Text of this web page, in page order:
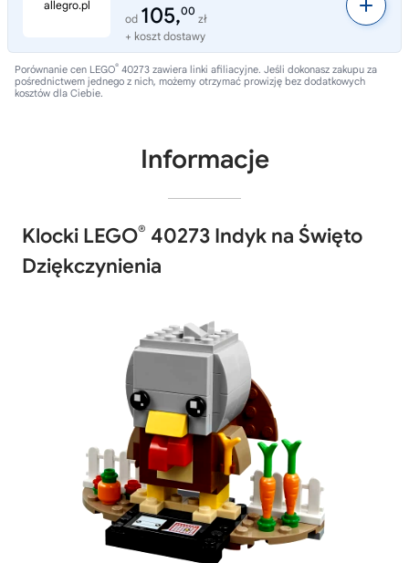
od 105,00
zł
+ koszt dostawy
Porównanie cen LEGO® 40273 zawiera linki afiliacyjne. Jeśli dokonasz zakupu za
pośrednictwem jednego z nich, możemy otrzymać prowizję bez dodatkowych
kosztów dla Ciebie.
Informacje
Klocki LEGO® 40273 Indyk na Święto
Dziękczynienia